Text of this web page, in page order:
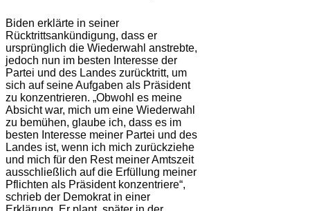
Biden erklärte in seiner
Rücktrittsankündigung, dass er
ursprünglich die Wiederwahl anstrebte,
jedoch nun im besten Interesse der
Partei und des Landes zurücktritt, um
sich auf seine Aufgaben als Präsident
zu konzentrieren. „Obwohl es meine
Absicht war, mich um eine Wiederwahl
zu bemühen, glaube ich, dass es im
besten Interesse meiner Partei und des
Landes ist, wenn ich mich zurückziehe
und mich für den Rest meiner Amtszeit
ausschließlich auf die Erfüllung meiner
Pflichten als Präsident konzentriere“,
schrieb der Demokrat in einer